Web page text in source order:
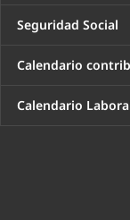
Seguridad Social
Calendario
Calendario